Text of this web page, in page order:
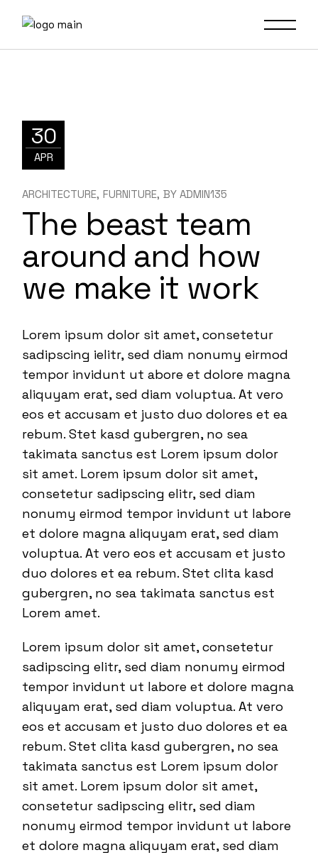
30
APR
ARCHITECTURE FURNITURE BY ADMIN135
The beast team
around and how
we make it work
Lorem ipsum dolor sit amet, consetetur
sadipscing ielitr, sed diam nonumy eirmod
tempor invidunt ut abore et dolore magna
aliquyam erat, sed diam voluptua. At vero
eos et accusam et justo duo dolores et ea
rebum. Stet kasd gubergren, no sea
takimata sanctus est Lorem ipsum dolor
sit amet. Lorem ipsum dolor sit amet,
consetetur sadipscing elitr, sed diam
nonumy eirmod tempor invidunt ut labore
et dolore magna aliquyam erat, sed diam
voluptua. At vero eos et accusam et justo
duo dolores et ea rebum. Stet clita kasd
gubergren, no sea takimata sanctus est
Lorem amet.
Lorem ipsum dolor sit amet, consetetur
sadipscing elitr, sed diam nonumy eirmod
tempor invidunt ut labore et dolore magna
aliquyam erat, sed diam voluptua. At vero
eos et accusam et justo duo dolores et ea
rebum. Stet clita kasd gubergren, no sea
takimata sanctus est Lorem ipsum dolor
sit amet. Lorem ipsum dolor sit amet,
consetetur sadipscing elitr, sed diam
nonumy eirmod tempor invidunt ut labore
et dolore magna aliquyam erat, sed diam